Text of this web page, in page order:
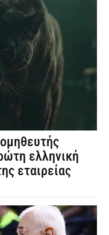
ελληνική
εταιρείας